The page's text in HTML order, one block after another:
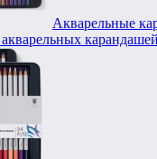
Акварельные
карандашей